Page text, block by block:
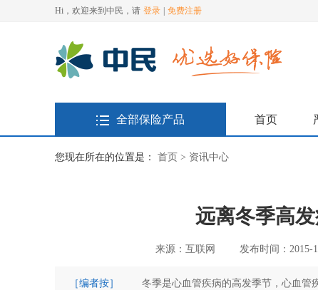
Hi，欢迎来到中民，请 登录 免费注册
全部保险产品 首页
您现在所在的位置是： 首页 > 资讯中心
远离冬季高
来源：互联网 发布时间：2015-
［编者按］
冬季是心血管疾病的高发季节，心血管